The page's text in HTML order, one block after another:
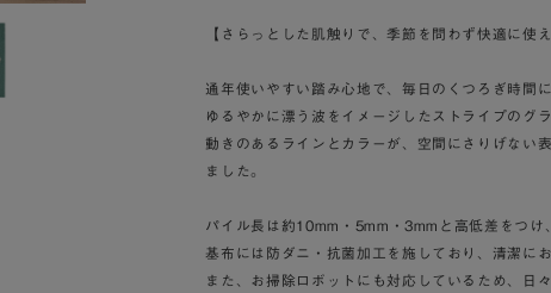
【さらっとした肌触りで、季節を問わず快適に使え
通年使いやすい踏み心地で、毎日のくつろぎ時間
ゆるやかに漂う波をイメージしたストライプのグ
動きのあるラインとカラーが、空間にさりげない
ました。
パイル長は約10mm・5mm・3mmと高低差をつけ
基布には防ダニ・抗菌加工を施しており、清潔に
また、お掃除ロボットにも対応しているため、日